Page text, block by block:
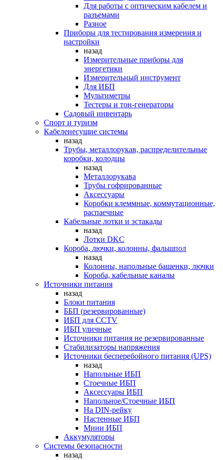
Для работы с оптическим кабелем и
разъемами
Разное
Приборы для тестирования измерения и
настройки
назад
Измерительные приборы для
энергетики
Измерительный инструмент
Для ИБП
Мультиметры
Тестеры и тон-генераторы
Садовый инвентарь
Спорт и туризм
Кабеленесущие системы
назад
Трубы, металлорукав, распределительные
коробки, колодцы
назад
Металлорукава
Трубы гофрированные
Аксессуары
Коробки клеммные, коммутационные,
распаечные
Кабельные лотки и эстакады
назад
Лотки DKC
Короба, лючки, колонны, фальшпол
назад
Колонны, напольные башенки, лючки
Короба, кабельные каналы
Источники питания
назад
Блоки питания
ББП (резервированные)
ИБП для CCTV
ИБП уличные
Источники питания не резервированные
Стабилизаторы напряжения
Источники бесперебойного питания (UPS)
назад
Напольные ИБП
Стоечные ИБП
Аксессуары ИБП
Напольное/Стоечные ИБП
На DIN-рейку
Настенные ИБП
Мини ИБП
Аккумуляторы
Системы безопасности
назад